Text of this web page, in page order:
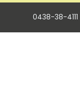
0438-38-4111